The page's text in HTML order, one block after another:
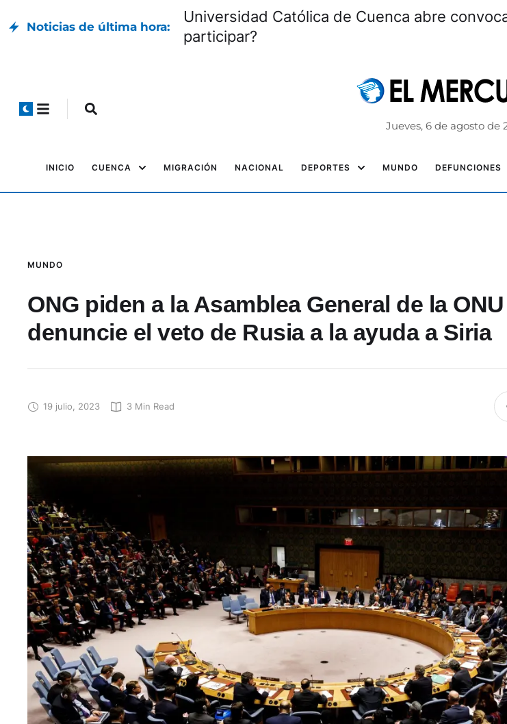
Noticias de última hora:
Universidad Católica de Cuenca abre
participar?
Jueves, 6 de agosto de
INICIO CUENCA MIGRACIÓN NACIONAL DEPORTES MUNDO DEFUNCIONES
MUNDO
ONG piden a la Asamblea General de la
denuncie el veto de Rusia a la ayuda a Siria
19 julio, 2023 3 Min Read